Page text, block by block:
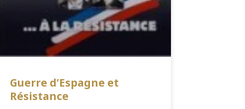
Guerre d’Espagne et
Résistance